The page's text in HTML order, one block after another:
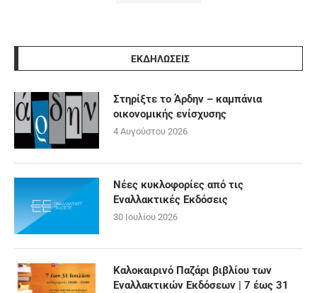
ΕΚΔΗΛΩΣΕΙΣ
Στηρίξτε το Άρδην – καμπάνια
οικονομικής ενίσχυσης
4 Αυγούστου 2026
Νέες κυκλοφορίες από τις
Εναλλακτικές Εκδόσεις
30 Ιουλίου 2026
Καλοκαιρινό Παζάρι βιβλίου των
Εναλλακτικών Εκδόσεων | 7 έως 31